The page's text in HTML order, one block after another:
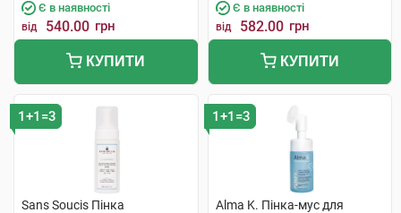
Є в наявності
від 540.00 грн
КУПИТИ
Є в наявності
від 582.00 грн
КУПИТИ
1+1=3
Sans Soucis Пінка
1+1=3
Alma K. Пінка-мус для